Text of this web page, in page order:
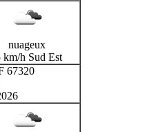
nuageux
km/h Sud Est
67320